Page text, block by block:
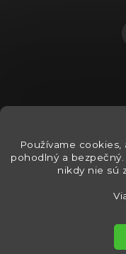
Používame cookies,
pohodlný a
nikdy nie sú